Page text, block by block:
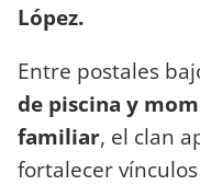
López.
Entre postales
de piscina y
familiar, el clan
fortalecer